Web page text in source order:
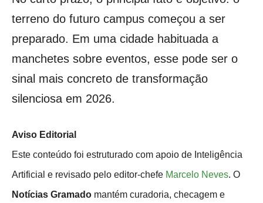
terreno do futuro campus começou a ser
preparado. Em uma cidade habituada a
manchetes sobre eventos, esse pode ser o
sinal mais concreto de transformação
silenciosa em 2026.
Aviso Editorial
Este conteúdo foi estruturado com apoio de Inteligência
Artificial e revisado pelo editor-chefe Marcelo Neves. O
Notícias Gramado mantém curadoria, checagem e